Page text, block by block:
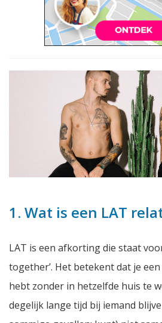
1. Wat is een LAT
LAT is een afkorting die staat
together’. Het betekent dat je
hebt zonder in hetzelfde huis te
degelijk lange tijd bij iemand